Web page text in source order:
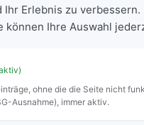
im aktiven
Erlebnis zu
können Ihre Auswahl
ohne die die Seite nicht
Ausnahme), immer aktiv.